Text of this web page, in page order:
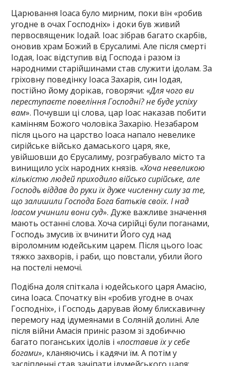
Царювання Іоаса було мирним, поки він «робив
угодне в очах Господніх» і доки був живий
первосвященик Іодай. Іоас зібрав багато скарбів,
оновив храм Божий в Єрусалимі. Але після смерті
Іодая, Іоас відступив від Господа і разом із
народними старійшинами став служити ідолам. За
гріховну поведінку Іоаса Захарія, син Іодая,
постійно йому дорікав, говорячи: «Для чого ви
переступаєте повеління Господні? не буде успіху
вам». Почувши ці слова, цар Іоас наказав побити
камінням Божого чоловіка Захарію. Незабаром
після цього на царство Іоаса напало невелике
сирійське військо дамаського царя, яке,
увійшовши до Єрусалиму, розграбувало місто та
винищило усіх народних князів. «Хоча невеликою
кількістю людей приходило військо сирійське, але
Господь віддав до руки їх дуже численну силу за те,
що залишили Господа Бога батьків своїх. І над
Іоасом учинили вони суд». Дуже важливе значення
мають останні слова. Хоча сирійці були поганами,
Господь змусив їх вчинити Його суд над
віроломним юдейським царем. Після цього Іоас
тяжко захворів, і раби, що повстали, убили його
на постелі немочі.
Подібна доля спіткала і юдейського царя Амасію,
сина Іоаса. Спочатку він «робив угодне в очах
Господніх», і Господь дарував йому блискавичну
перемогу над ідумеянами в Соляній долині. Але
після війни Амасія приніс разом зі здобиччю
багато поганських ідолів і «поставив їх у себе
богами», кланяючись і кадячи їм. А потім у